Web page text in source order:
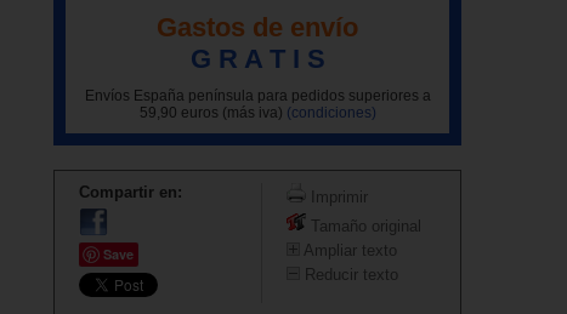
Gastos de envío
G R A T I S
Envíos España península para pedidos superiores a
59,90 euros (más iva) (condiciones)
Compartir en:
Save
Imprimir
Tamaño original
Ampliar texto
Reducir texto